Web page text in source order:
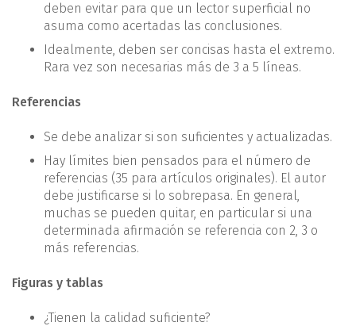
deben evitar para que un lector superficial no
asuma como acertadas las conclusiones.
Idealmente, deben ser concisas hasta el extremo.
Rara vez son necesarias más de 3 a 5 líneas.
Referencias
Se debe analizar si son suficientes y actualizadas.
Hay límites bien pensados para el número de
referencias (35 para artículos originales). El autor
debe justificarse si lo sobrepasa. En general,
muchas se pueden quitar, en particular si una
determinada afirmación se referencia con 2, 3 o
más referencias.
Figuras y tablas
¿Tienen la calidad suficiente?